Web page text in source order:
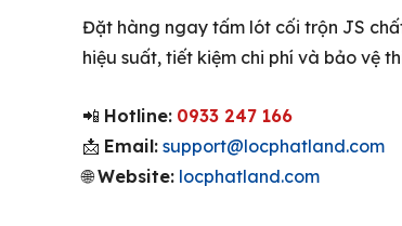
Đặt hàng ngay tấm lót cối trộn JS
hiệu suất, tiết kiệm chi phí và bảo vệ
📲 Hotline: 0933 247 166
📩 Email: support@locphatland.com
🌐Website: locphatland.com